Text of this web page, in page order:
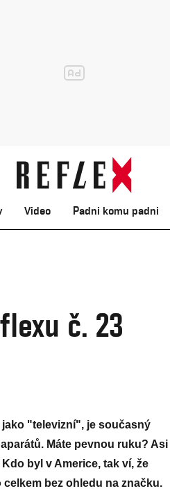
Video Padni komu padni
č. 23
"televizní", je současný
Máte pevnou ruku? Asi
byl v Americe, tak ví, že
bez ohledu na značku.